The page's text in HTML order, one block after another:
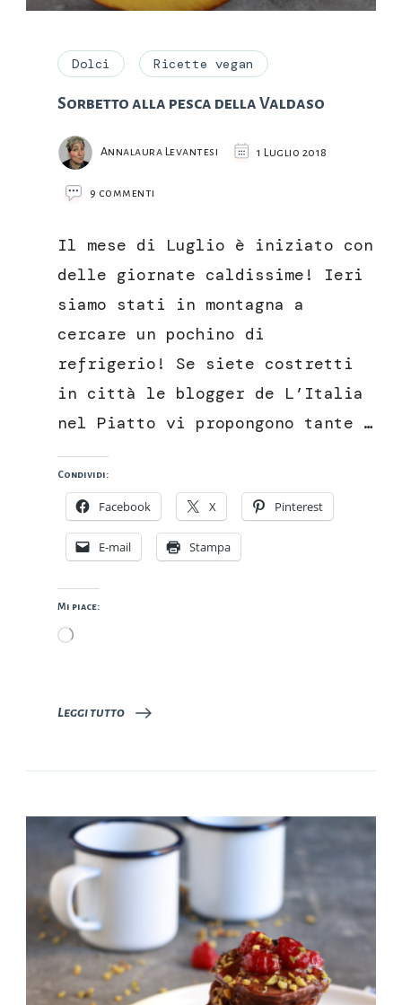
Dolci Ricette vegan
Sorbetto alla pesca della Valdaso
Annalaura Levantesi 1 Luglio 2018
9 commenti
pesca
Il mese di Luglio è iniziato con
delle giornate caldissime! Ieri
siamo stati in montagna a
cercare un pochino di
refrigerio! Se siete costretti
in città le blogger de L’Italia
nel Piatto vi propongono tante …
Condividi:
Facebook X Pinterest
E-mail Stampa
Mi piace:
Caricamento
Leggi tutto